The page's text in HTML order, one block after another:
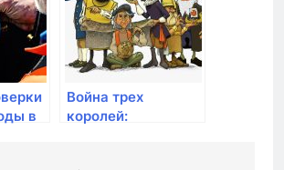
в
Война трех
королей: